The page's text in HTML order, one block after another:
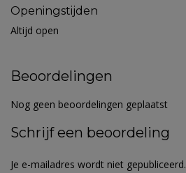
Openingstijden
Altijd open
Beoordelingen
Nog geen beoordelingen geplaatst
Schrijf een beoordeling
Je e-mailadres wordt niet gepubliceerd.